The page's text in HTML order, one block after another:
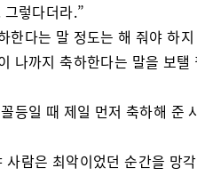
그렇다더라.”
한다는 말 정도는 해 줘야 하
나까지 축하한다는 말을 보
등일 때 제일 먼저 축하해 준
사람은 최악이었던 순간을 망